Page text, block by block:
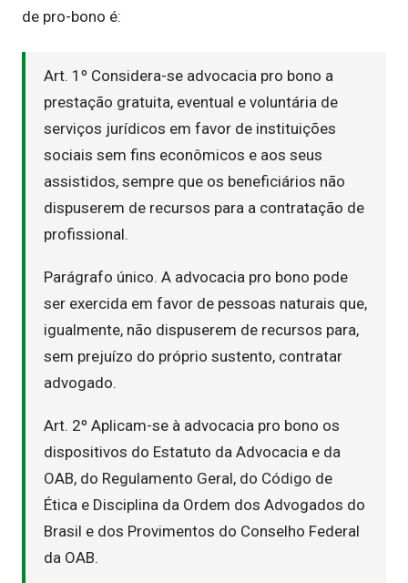
de pro-bono é:
Art. 1º Considera-se advocacia pro bono a
prestação gratuita, eventual e voluntária de
serviços jurídicos em favor de instituições
sociais sem fins econômicos e aos seus
assistidos, sempre que os beneficiários não
dispuserem de recursos para a contratação de
profissional.
Parágrafo único. A advocacia pro bono pode
ser exercida em favor de pessoas naturais que,
igualmente, não dispuserem de recursos para,
sem prejuízo do próprio sustento, contratar
advogado.
Art. 2º Aplicam-se à advocacia pro bono os
dispositivos do Estatuto da Advocacia e da
OAB, do Regulamento Geral, do Código de
Ética e Disciplina da Ordem dos Advogados do
Brasil e dos Provimentos do Conselho Federal
da OAB.